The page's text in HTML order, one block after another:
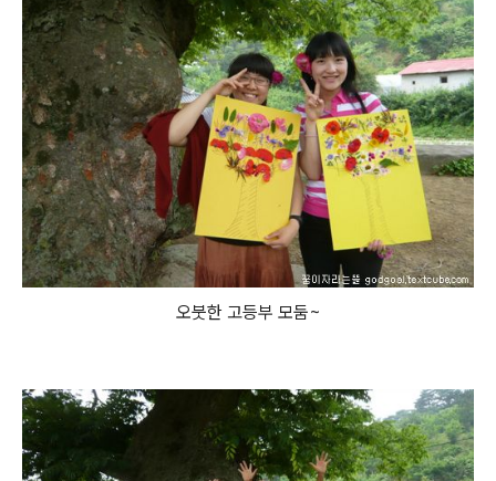
오붓한 고등부 모둠~